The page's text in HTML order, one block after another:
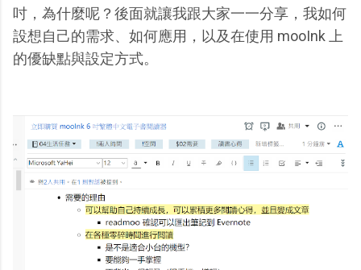
吋，為什麼呢？後面就讓我跟大家一一分享，我如何
設想自己的需求、如何應用，以及在使用 mooInk 上
的優缺點與設定方式。